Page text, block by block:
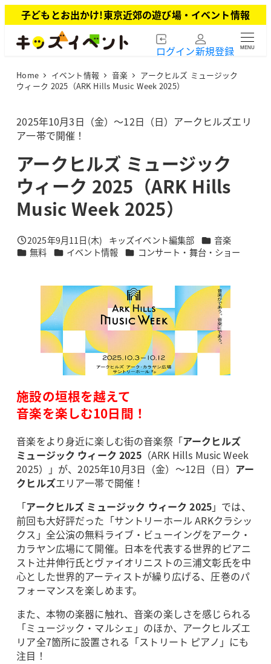
イ
子どもとお出かけ!東京近郊の遊び場・イベント情報
ログイン新規登録 MENU
Home イベント情報 音楽
アークヒルズ ミュージック
ウィーク 2025（ARK Hills Music Week 2025）
2025年10月3日（金）～12日（日）アークヒルズエリ
ア一帯で開催！
アークヒルズ ミュージック
ウィーク 2025（ARK Hills
Music Week 2025）
投稿日
2025年9月11日(木)
著
者
キッズイベント編集部 カテゴリー
音楽
カテゴリー
無料 カテゴリー
イベント情報 カテゴリー
コンサート・舞台・ショー
施設の垣根を越えて
音楽を楽しむ10日間！
音楽をより身近に楽しむ街の音楽祭「アークヒルズ
ミュージック ウィーク 2025（ARK Hills Music Week
2025）」が、2025年10月3日（金）～12日（日） アー
クヒルズエリア一帯で開催！
「アークヒルズ ミュージック ウィーク 2025」では、
前回も大好評だった「サントリーホール ARKクラシッ
クス」全公演の無料ライブ・ビューイングをアーク・
カラヤン広場にて開催。日本を代表する世界的ピアニ
スト辻󠄀井伸行氏とヴァイオリニストの三浦文彰氏を中
心とした世界的アーティストが繰り広げる、圧巻のパ
フォーマンスを楽しめます。
また、本物の楽器に触れ、音楽の楽しさを感じられる
「ミュージック・マルシェ」のほか、アークヒルズエ
リア全7箇所に設置される「ストリート ピアノ」にも
注目！